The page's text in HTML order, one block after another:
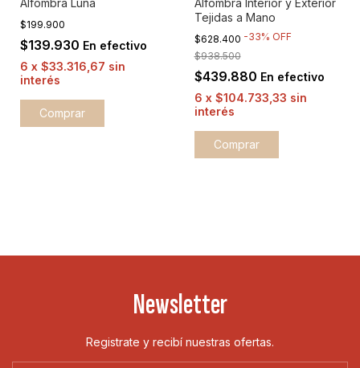
$199.900
$139.930 En efectivo
6 x $33.316,67 sin
interés
Tejidas a Mano
$628.400 -33% OFF
$938.500
$439.880 En efectivo
6 x $104.733,33 sin
interés
Comprar
Newsletter
Registrate y recibí nuestras ofertas.